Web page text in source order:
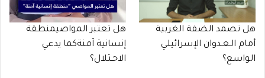
هل تصمد الضفة الغربية
أمام الـعـدوان الإسرائيلي
الواسع؟
هل تعتبر المواصيمنطقة
إنسانية آمنةكما يدعي
الاحـتلال؟